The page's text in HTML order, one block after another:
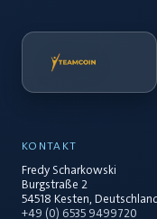
KONTAKT
Fredy Scharkowski
Burgstraße 2
54518 Kesten,
+49 (0) 6535 9499720